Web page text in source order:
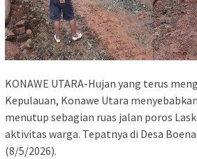
KONAWE UTARA-Hujan yang terus
Kepulauan, Konawe Utara
menutup sebagian ruas jalan poros
aktivitas warga. Tepatnya di Desa
(8/5/2026).